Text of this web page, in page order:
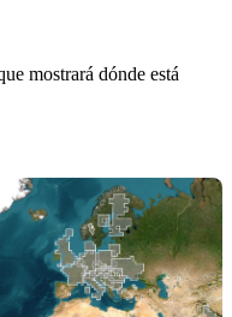
mostrará dónde está